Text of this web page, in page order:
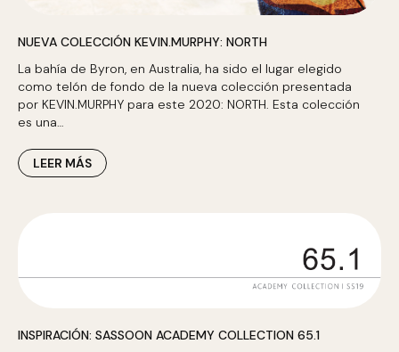
NUEVA COLECCIÓN KEVIN.MURPHY: NORTH
La bahía de Byron, en Australia, ha sido el lugar elegido
como telón de fondo de la nueva colección presentada
por KEVIN.MURPHY para este 2020: NORTH. Esta colección
es una…
LEER MÁS
INSPIRACIÓN: SASSOON ACADEMY COLLECTION 65.1